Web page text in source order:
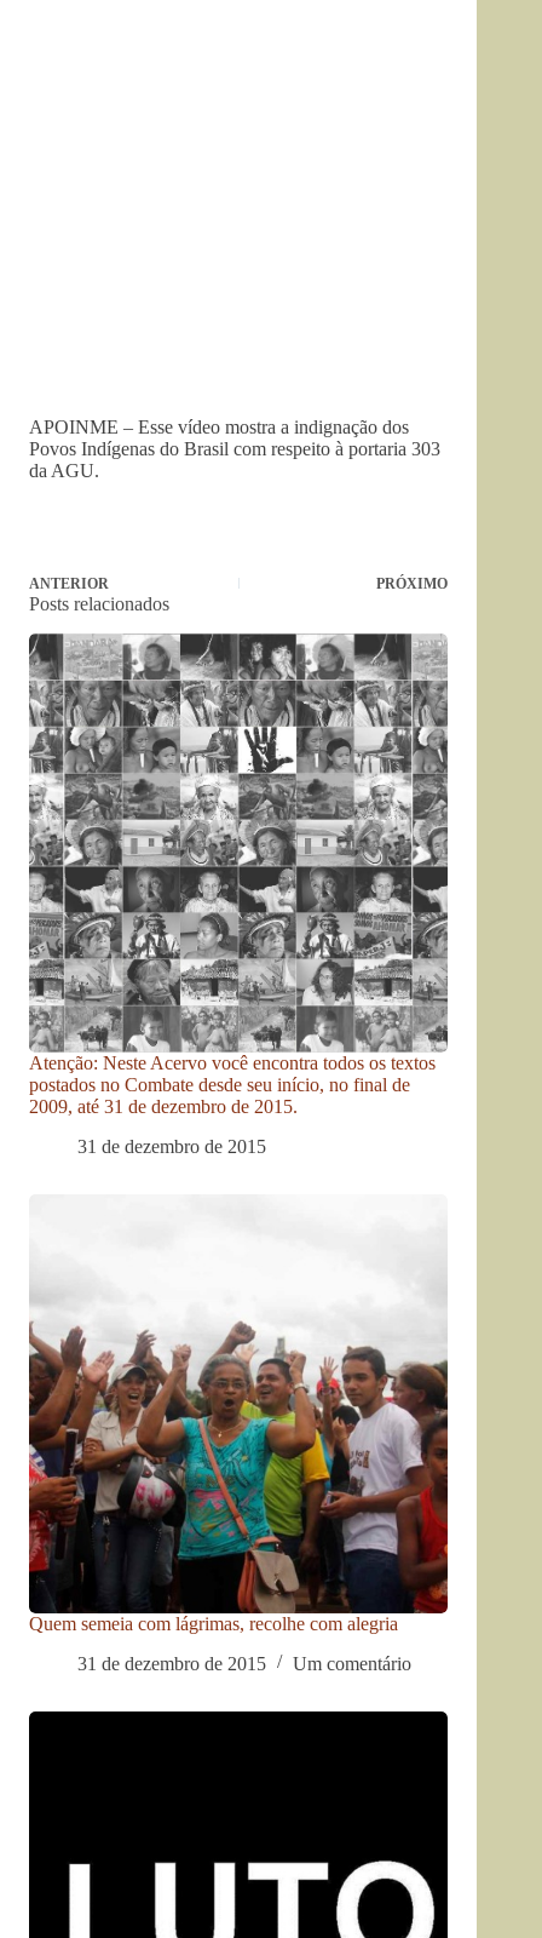
APOINME – Esse vídeo mostra a indignação dos
Povos Indígenas do Brasil com respeito à portaria 303
da AGU.
ANTERIOR PRÓXIMO
Posts relacionados
Atenção: Neste Acervo você encontra todos os textos
postados no Combate desde seu início, no final de
2009, até 31 de dezembro de 2015.
31 de dezembro de 2015
Quem semeia com lágrimas, recolhe com alegria
31 de dezembro de 2015
Um comentário